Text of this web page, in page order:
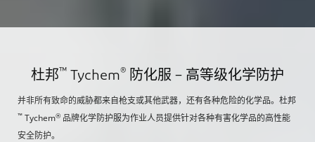
杜邦 ™ Tychem® 防化服 – 高等级化学防护
并非所有致命的威胁都来自枪支或其他武器，还有各种危险的化学品。杜邦
™ Tychem® 品牌化学防护服为作业人员提供针对各种有害化学品的高性能
安全防护。